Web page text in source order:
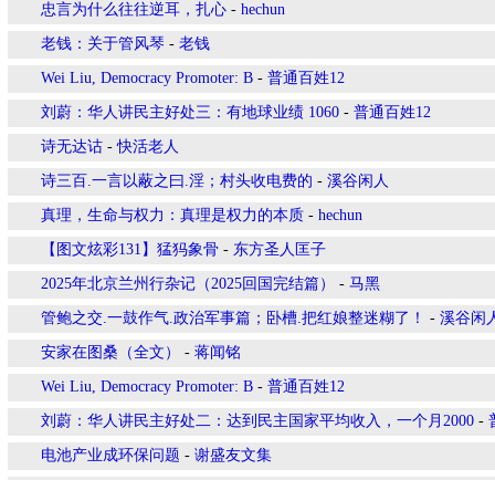
忠言为什么往往逆耳，扎心 - hechun
老钱：关于管风琴 - 老钱
Wei Liu, Democracy Promoter: B - 普通百姓12
刘蔚：华人讲民主好处三：有地球业绩 1060 - 普通百姓12
诗无达诂 -快活老人
诗三百.一言以蔽之曰.淫；村头收电费的 - 溪谷闲人
真理，生命与权力：真理是权力的本质 - hechun
【图文炫彩131】猛犸象骨 - 东方圣人匡子
2025年北京兰州行杂记（2025回国完结篇） - 马黑
管鲍之交.一鼓作气.政治军事篇；卧槽.把红娘整迷糊了！ - 溪谷闲
安家在图桑（全文） - 蒋闻铭
Wei Liu, Democracy Promoter: B - 普通百姓12
刘蔚：华人讲民主好处二：达到民主国家平均收入，一个月2000 -
电池产业成环保问题 - 谢盛友文集